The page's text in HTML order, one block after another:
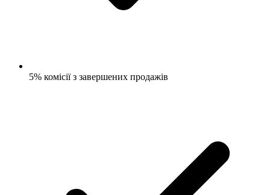
5% комісії з завершених продажів